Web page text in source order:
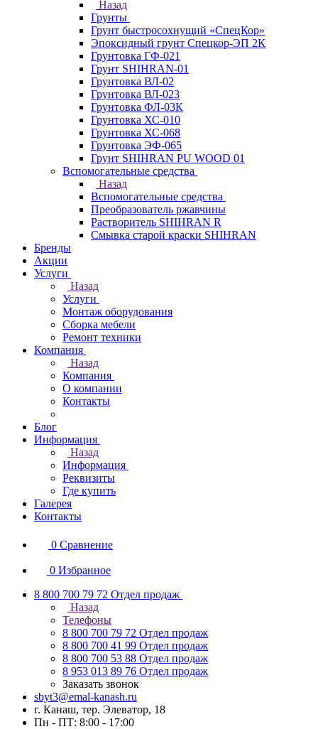
Назад
Грунты
Грунт быстросохнущий «СпецКор»
Эпоксидный грунт Спецкор-ЭП 2К
Грунтовка ГФ-021
Грунт SHIHRAN-01
Грунтовка ВЛ-02
Грунтовка ВЛ-023
Грунтовка ФЛ-03К
Грунтовка ХС-010
Грунтовка ХС-068
Грунтовка ЭФ-065
Грунт SHIHRAN PU WOOD 01
Вспомогательные средства
Назад
Вспомогательные средства
Преобразователь ржавчины
Растворитель SHIHRAN R
Смывка старой краски SHIHRAN
Бренды
Акции
Услуги
Назад
Услуги
Монтаж оборудования
Сборка мебели
Ремонт техники
Компания
Назад
Компания
О компании
Контакты
Блог
Информация
Назад
Информация
Реквизиты
Где купить
Галерея
Контакты
0 Сравнение
0 Избранное
8 800 700 79 72 Отдел продаж
Назад
Телефоны
8 800 700 79 72 Отдел продаж
8 800 700 41 99 Отдел продаж
8 800 700 53 88 Отдел продаж
8 953 013 89 76 Отдел продаж
Заказать звонок
sbyt3@emal-kanash.ru
г. Канаш, тер. Элеватор, 18
Пн - ПТ: 8:00 - 17:00